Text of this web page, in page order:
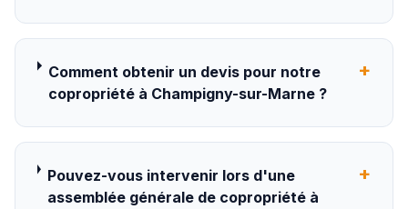
Comment obtenir un devis pour notre
copropriété à Champigny-sur-Marne ?
+
Pouvez-vous intervenir lors d'une
assemblée générale de copropriété à
+